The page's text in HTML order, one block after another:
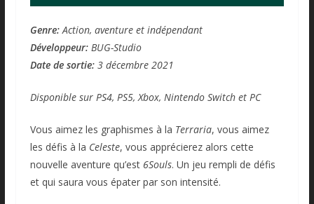
Genre:Action, aventure et indépendant
Développeur: BUG-Studio
Date de sortie: 3 décembre 2021
Disponible sur PS4, PS5, Xbox, Nintendo Switch et PC
Vous aimez les graphismes à la Terraria, vous aimez
les défis à la Celeste, vous apprécierez alors cette
nouvelle aventure qu’est 6Souls. Un jeu rempli de défis
et qui saura vous épater par son intensité.